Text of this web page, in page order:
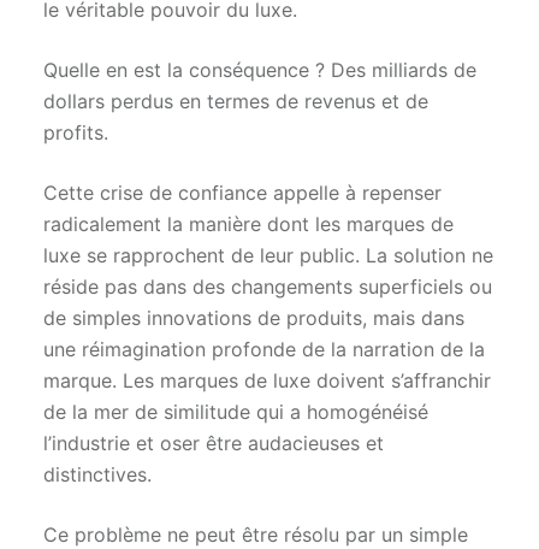
le véritable pouvoir du luxe.
Quelle en est la conséquence ? Des milliards de
dollars perdus en termes de revenus et de
profits.
Cette crise de confiance appelle à repenser
radicalement la manière dont les marques de
luxe se rapprochent de leur public. La solution ne
réside pas dans des changements superficiels ou
de simples innovations de produits, mais dans
une réimagination profonde de la narration de la
marque. Les marques de luxe doivent s’affranchir
de la mer de similitude qui a homogénéisé
l’industrie et oser être audacieuses et
distinctives.
Ce problème ne peut être résolu par un simple